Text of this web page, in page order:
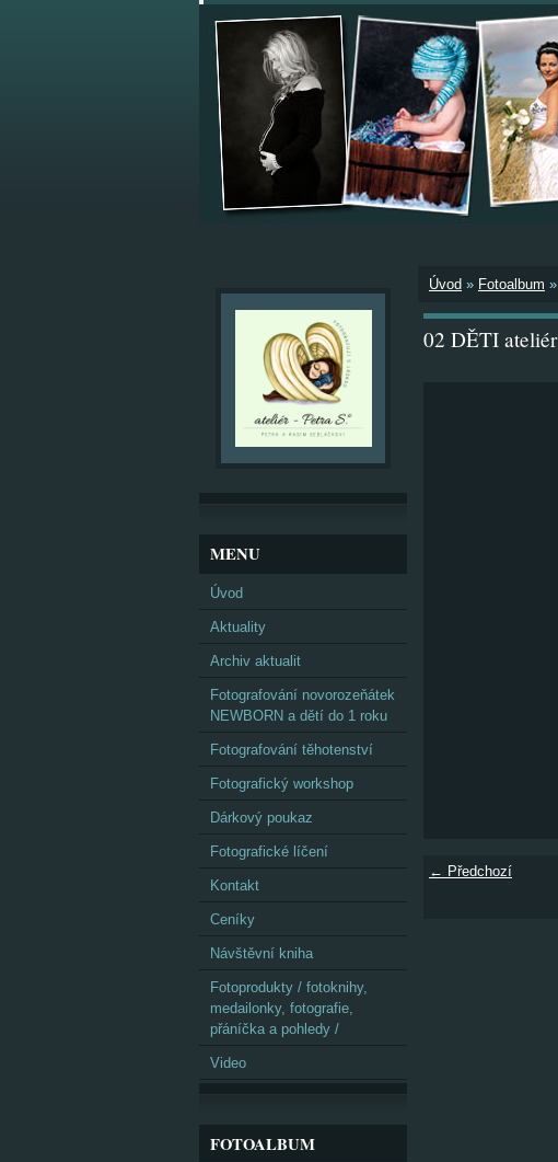
Úvod » Fotoalbum »
02 DĚTI ateliér
← Předchozí
MENU
Úvod
Aktuality
Archiv aktualit
Fotografování novorozeňátek
NEWBORN a dětí do 1 roku
Fotografování těhotenství
Fotografický workshop
Dárkový poukaz
Fotografické líčení
Kontakt
Ceníky
Návštěvní kniha
Fotoprodukty / fotoknihy,
medailonky, fotografie,
přáníčka a pohledy /
Video
FOTOALBUM